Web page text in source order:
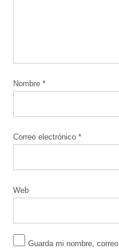
Nombre*
Correo electrónico*
Web
Guarda mi nombre,